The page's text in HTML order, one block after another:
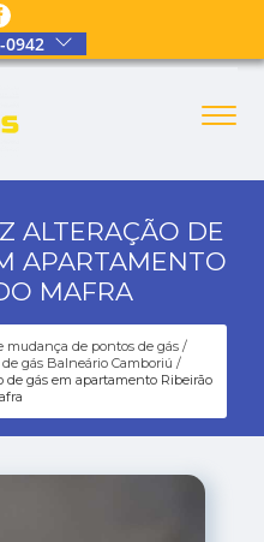
0942
ALTERAÇÃO DE
APARTAMENTO
MAFRA
mudança de pontos de gás
gás Balneário Camboriú
de gás em apartamento Ribeirão